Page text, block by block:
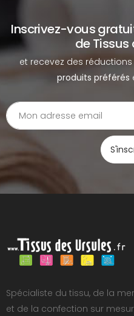
Inscrivez-vous
de Tissus
et recevez des
produits préférés
Spécialiste du tissu, de la
et de la confection sur